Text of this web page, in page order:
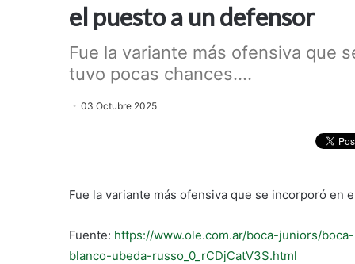
el puesto a un defensor
Fue la variante más ofensiva que
tuvo pocas chances....
03 Octubre 2025
Fue la variante más ofensiva que se incorporó en
Fuente: https://www.ole.com.ar/boca-juniors/
blanco-ubeda-russo_0_rCDjCatV3S.html